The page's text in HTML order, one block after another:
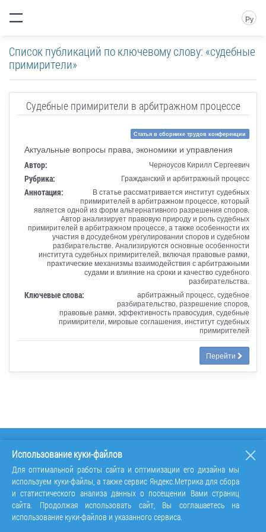
Ру
Список публикаций по ключевому слову: «судебные
примирители»
Судебные примирители в арбитражном процессе
Статья в сборнике трудов конференции
Актуальные вопросы права, экономики и управления
Автор: Черноусов Кирилл Сергеевич
Рубрика: Гражданский и арбитражный процесс
Аннотация:
В статье рассматривается институт судебных
примирителей в арбитражном процессе, который
является одной из форм альтернативного разрешения споров.
Автор анализирует правовую природу и роль судебных
примирителей в арбитражном процессе, а также особенности их
участия в досудебном урегулировании споров и судебном
разбирательстве. Анализируются основные особенности
института судебных примирителей, включая правовые рамки,
практические механизмы взаимодействия с арбитражными
судами и влияние на сроки и качество судебного
разбирательства.
Ключевые слова:
арбитражный процесс, судебное
разбирательство, разрешение споров,
правовые рамки, эффективность правосудия, судебные
примирители, мировые соглашения, институт судебных
примирителей
Перейти
Использование куки-файлов
Для оптимальной работы сайта и оптимизации его дизайна мы
используем куки-файлы, а также сервис Яндекс.Метрика для сбора
и статистического анализа данных о посещении Вами страниц
сайта. Продолжая использовать сайт, Вы соглашаетесь на
использование куки-файлов и указанного сервиса.